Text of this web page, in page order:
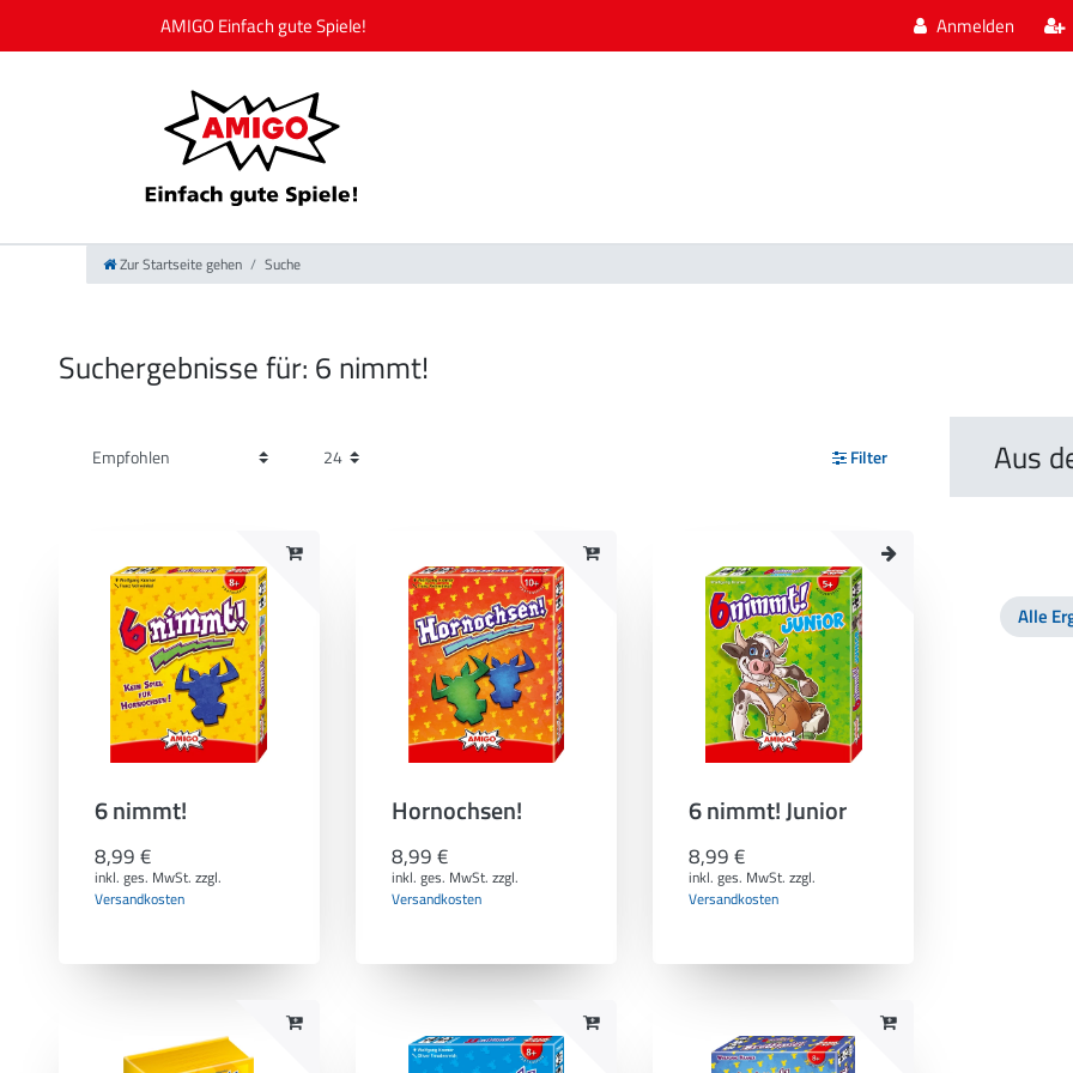
Anmelden
Zur Startseite gehen Suche
Suchergebnisse für: 6 nimmt!
Filter
6 nimmt!
8,99 €
inkl. ges. MwSt. zzgl.
Versandkosten
Hornochsen!
8,99 €
inkl. ges. MwSt. zzgl.
Versandkosten
6 nimmt! Junior
8,99 €
inkl. ges. MwSt. zzgl.
Versandkosten
Aus
Alle